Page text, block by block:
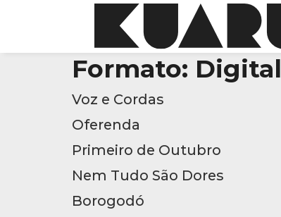
Formato: Digital
Voz e Cordas
Oferenda
Primeiro de Outubro
Nem Tudo São Dores
Borogodó